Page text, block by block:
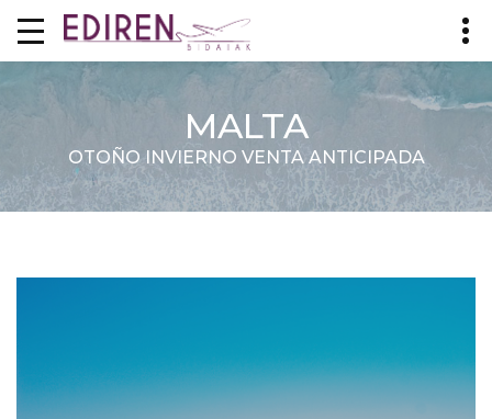
MALTA
OTOÑO INVIERNO VENTA ANTICIPADA